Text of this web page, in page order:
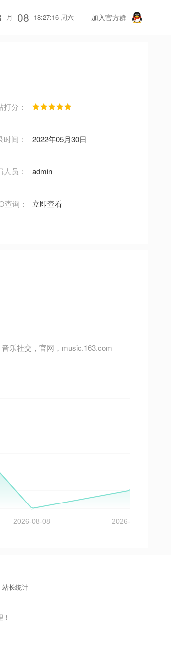
月 08 18:27:16 周六 加入官方群
打分：
时间： 2022年05月30日
人员： admin
查询： 立即查看
乐社交，官网，music.163.com
站长统计